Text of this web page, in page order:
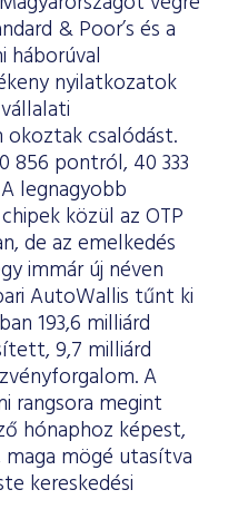
& Poor’s és a
háborúval
nyilatkozatok
csalódást.
856 pontról, 40 333
legnagyobb
közül az OTP
de az emelkedés
immár új néven
AutoWallis tűnt ki
193,6 milliárd
9,7 milliárd
A
rangsora megint
hónaphoz képest,
mögé utasítva
kereskedési